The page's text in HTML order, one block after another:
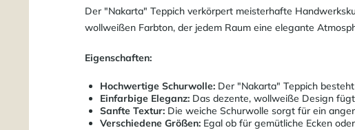
Der "Nakarta" Teppich verkörpert meisterhafte
wollweißen Farbton, der jedem Raum eine elegante
Eigenschaften:
Hochwertige Schurwolle: Der "Nakarta" Teppich
Einfarbige Eleganz: Das dezente, wollweiße Design
Sanfte Textur: Die weiche Schurwolle sorgt für ein
Verschiedene Größen: Egal ob für gemütliche Ecken